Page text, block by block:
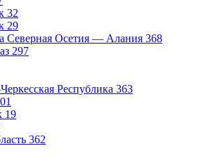
32
29
Северная Осетия — Алания 368
297
Республика 363
19
362